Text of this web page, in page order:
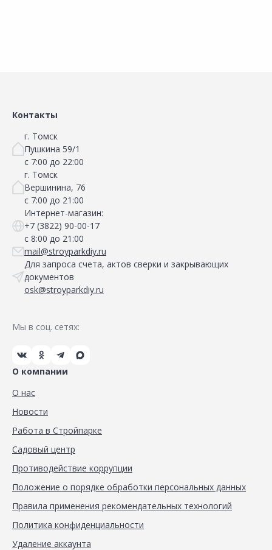
Контакты
г. Томск
Пушкина 59/1
с 7:00 до 22:00
г. Томск
Вершинина, 76
с 7:00 до 21:00
Интернет-магазин:
+7 (3822) 90-00-17
с 8:00 до 21:00
mail@stroyparkdiy.ru
Для запроса счета, актов сверки и закрывающих
документов
osk@stroyparkdiy.ru
Мы в соц. сетях:
О компании
О нас
Новости
Работа в Стройпарке
Садовый центр
Противодействие коррупции
Положение о порядке обработки персональных данных
Правила применения рекомендательных технологий
Политика конфиденциальности
Удаление аккаунта